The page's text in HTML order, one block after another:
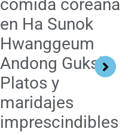
comida coreana
en Ha Sunok
Hwanggeum
Andong Guksi:
Platos y
maridajes
imprescindibles